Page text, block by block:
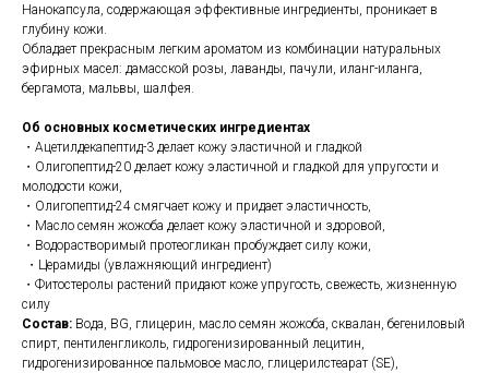
Нанокапсула, содержающая эффективные ингредиенты, проникает в
глубину кожи.
Обладает прекрасным легким ароматом из комбинации натуральных
эфирных масел: дамасской розы, лаванды, пачули, иланг-иланга,
бергамота, мальвы, шалфея.
Об основных косметических ингредиентах
・Ацетилдекапептид-3 делает кожу эластичной и гладкой
・Олигопептид-20 делает кожу эластичной и гладкой для упругости и
молодости кожи,
・Олигопептид-24 смягчает кожу и придает эластичность,
・Масло семян жожоба делает кожу эластичной и здоровой,
・Водорастворимый протеогликан пробуждает силу кожи,
・Церамиды (увлажняющий ингредиент)
・Фитостеролы растений придают коже упругость, свежесть, жизненную
силу
Состав: Вода, BG, глицерин, масло семян жожоба, сквалан, бегениловый
спирт, пентиленгликоль, гидрогенизированный лецитин,
гидрогенизированное пальмовое масло, глицерилстеарат (SE),